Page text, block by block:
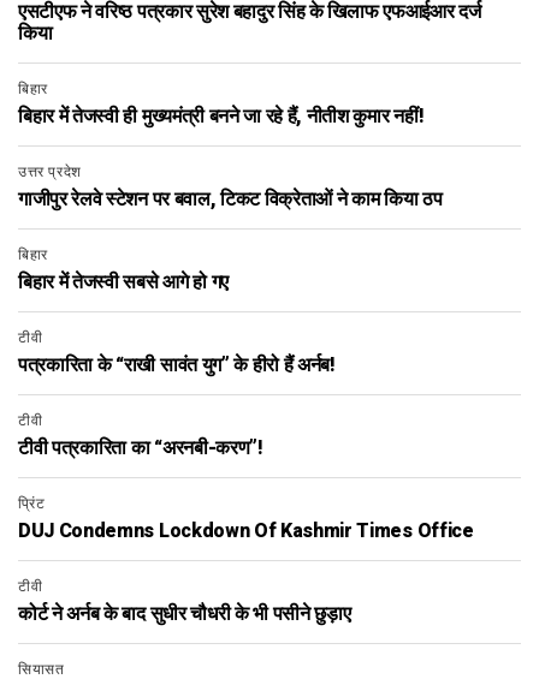
एसटीएफ ने वरिष्ठ पत्रकार सुरेश बहादुर सिंह के खिलाफ एफआईआर दर्ज
किया
बिहार
बिहार में तेजस्वी ही मुख्यमंत्री बनने जा रहे हैं, नीतीश कुमार नहीं!
उत्तर प्रदेश
गाजीपुर रेलवे स्टेशन पर बवाल, टिकट विक्रेताओं ने काम किया ठप
बिहार
बिहार में तेजस्वी सबसे आगे हो गए
टीवी
पत्रकारिता के “राखी सावंत युग” के हीरो हैं अर्नब!
टीवी
टीवी पत्रकारिता का “अरनबी-करण”!
प्रिंट
DUJ Condemns Lockdown Of Kashmir Times Office
टीवी
कोर्ट ने अर्नब के बाद सुधीर चौधरी के भी पसीने छुड़ाए
सियासत